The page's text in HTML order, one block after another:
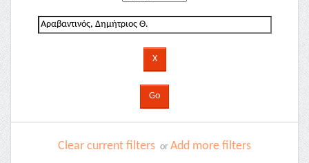
Clear current filters or Add more filters